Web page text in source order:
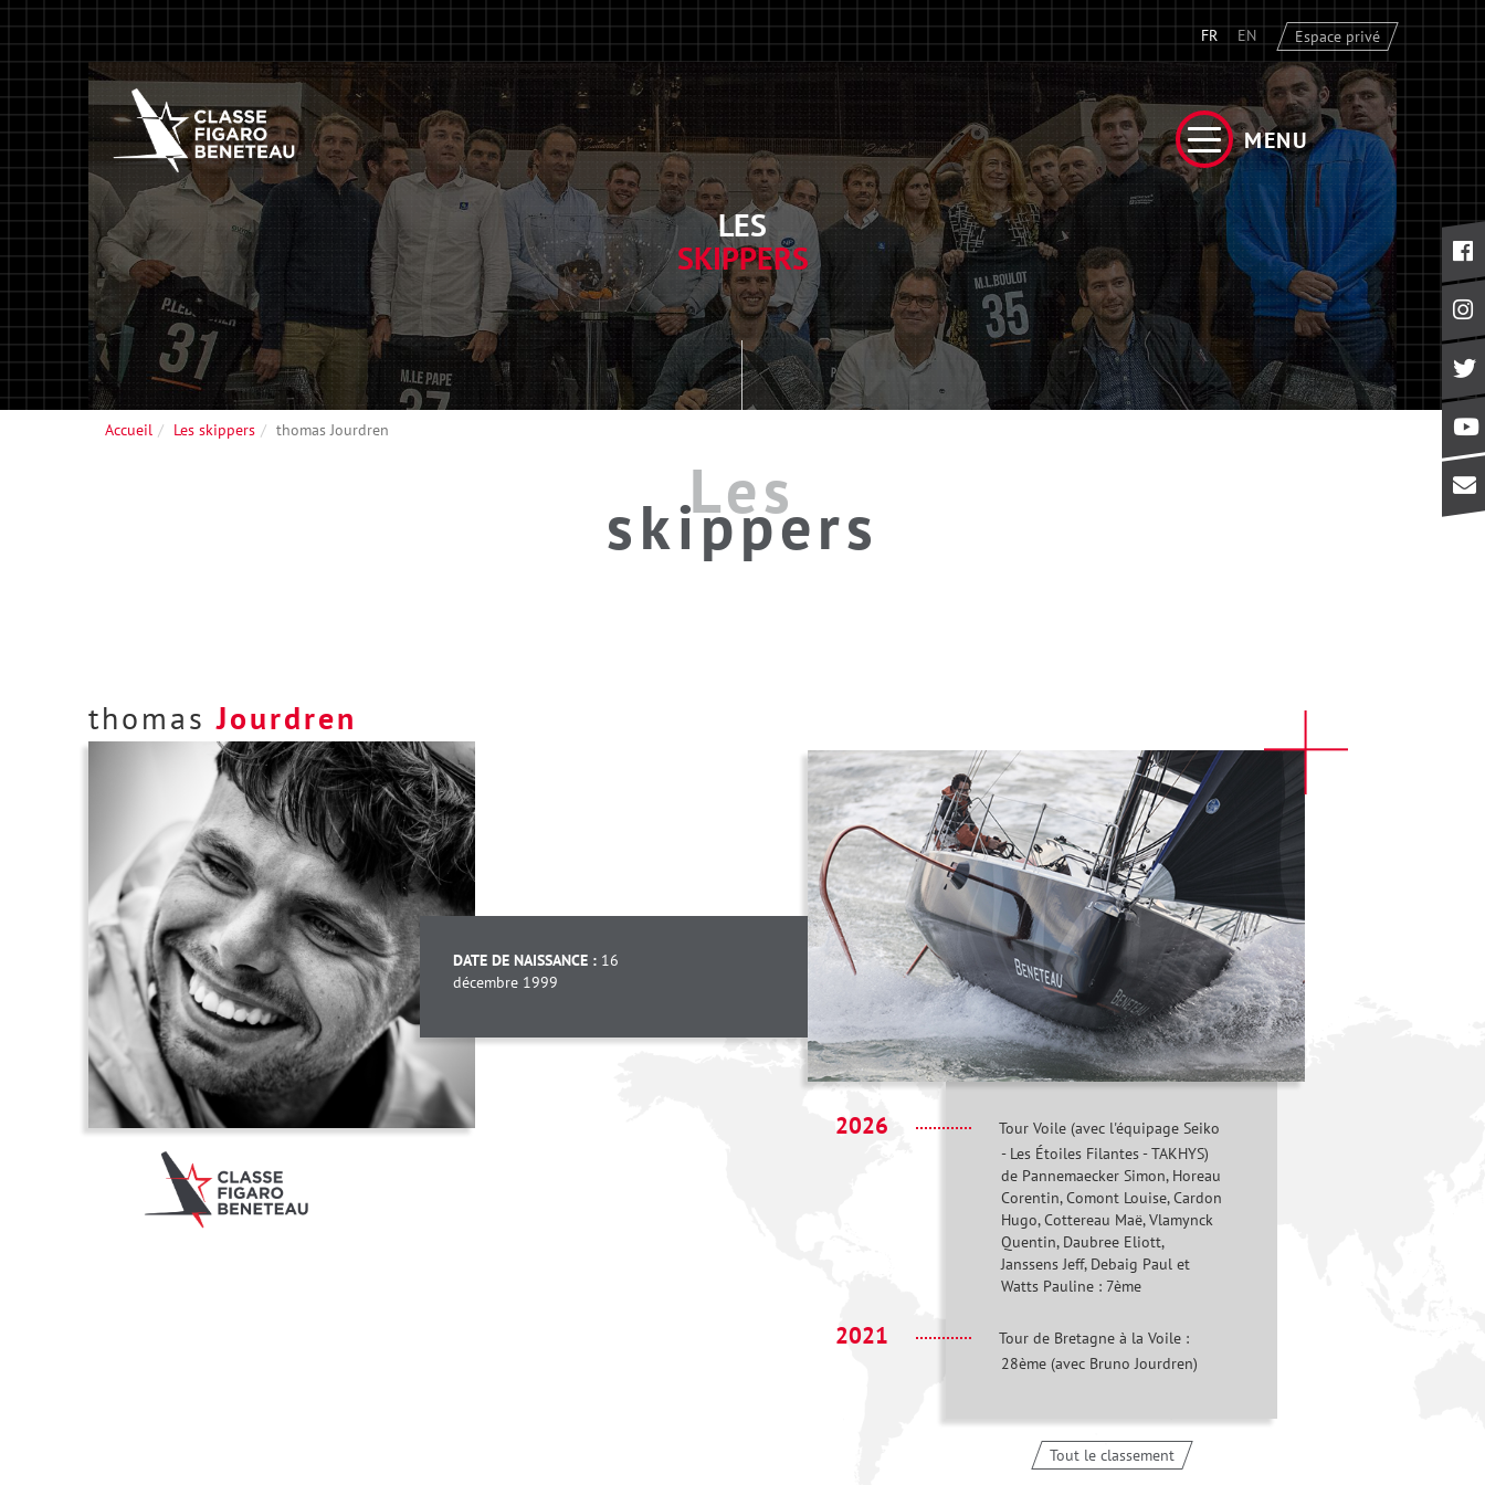
FR EN Espace privé
MENU
LES
SKIPPERS
Accueil Les skippers thomas Jourdren
Les
skippers
thomasJourdren
DATE DE NAISSANCE : 16
décembre 1999
2026
Tour Voile (avec l'équipage Seiko
- Les Étoiles Filantes - TAKHYS)
de Pannemaecker Simon, Horeau
Corentin, Comont Louise, Cardon
Hugo, Cottereau Maë, Vlamynck
Quentin, Daubree Eliott,
Janssens Jeff, Debaig Paul et
Watts Pauline : 7ème
2021
Tour de Bretagne à la Voile :
28ème (avec Bruno Jourdren)
Tout le classement